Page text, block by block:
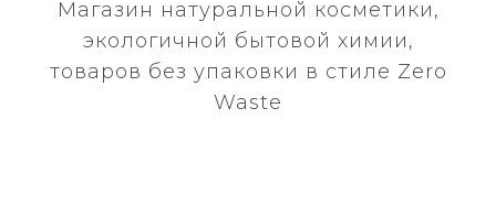
Магазин натуральной косметики,
экологичной бытовой химии,
товаров без упаковки в стиле Zero
Waste